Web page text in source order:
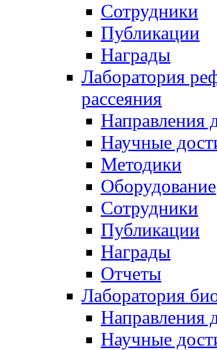
Сотрудники
Публикации
Награды
Лаборатория
рассеяния
Направления
Научные
Методики
Оборудование
Сотрудники
Публикации
Награды
Отчеты
Лаборатория
Направления
Научные